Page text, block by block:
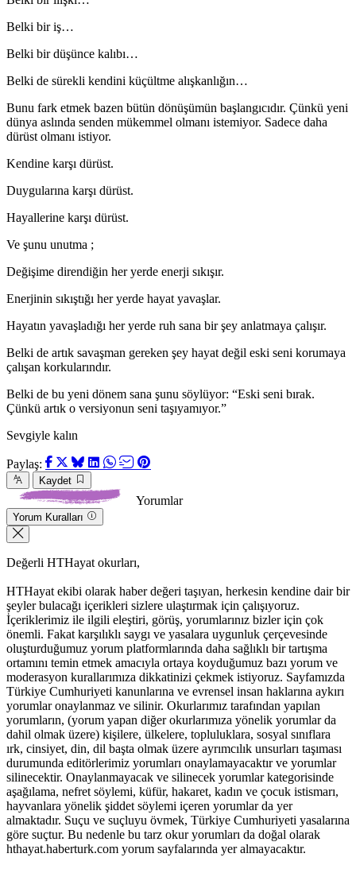
Belki bir iş…
Belki bir düşünce kalıbı…
Belki de sürekli kendini küçültme alışkanlığın…
Bunu fark etmek bazen bütün dönüşümün başlangıcıdır. Çünkü yeni
dünya aslında senden mükemmel olmanı istemiyor. Sadece daha
dürüst olmanı istiyor.
Kendine karşı dürüst.
Duygularına karşı dürüst.
Hayallerine karşı dürüst.
Ve şunu unutma ;
Değişime direndiğin her yerde enerji sıkışır.
Enerjinin sıkıştığı her yerde hayat yavaşlar.
Hayatın yavaşladığı her yerde ruh sana bir şey anlatmaya çalışır.
Belki de artık savaşman gereken şey hayat değil eski seni korumaya
çalışan korkularındır.
Belki de bu yeni dönem sana şunu söylüyor: “Eski seni bırak.
Çünkü artık o versiyonun seni taşıyamıyor.”
Sevgiyle kalın
Paylaş:
Kaydet
Yorumlar
Yorum Kuralları
Değerli HTHayat okurları,
HTHayat ekibi olarak haber değeri taşıyan, herkesin kendine dair bir
şeyler bulacağı içerikleri sizlere ulaştırmak için çalışıyoruz.
İçeriklerimiz ile ilgili eleştiri, görüş, yorumlarınız bizler için çok
önemli. Fakat karşılıklı saygı ve yasalara uygunluk çerçevesinde
oluşturduğumuz yorum platformlarında daha sağlıklı bir tartışma
ortamını temin etmek amacıyla ortaya koyduğumuz bazı yorum ve
moderasyon kurallarımıza dikkatinizi çekmek istiyoruz. Sayfamızda
Türkiye Cumhuriyeti kanunlarına ve evrensel insan haklarına aykırı
yorumlar onaylanmaz ve silinir. Okurlarımız tarafından yapılan
yorumların, (yorum yapan diğer okurlarımıza yönelik yorumlar da
dahil olmak üzere) kişilere, ülkelere, topluluklara, sosyal sınıflara
ırk, cinsiyet, din, dil başta olmak üzere ayrımcılık unsurları taşıması
durumunda editörlerimiz yorumları onaylamayacaktır ve yorumlar
silinecektir. Onaylanmayacak ve silinecek yorumlar kategorisinde
aşağılama, nefret söylemi, küfür, hakaret, kadın ve çocuk istismarı,
hayvanlara yönelik şiddet söylemi içeren yorumlar da yer
almaktadır. Suçu ve suçluyu övmek, Türkiye Cumhuriyeti yasalarına
göre suçtur. Bu nedenle bu tarz okur yorumları da doğal olarak
hthayat.haberturk.com yorum sayfalarında yer almayacaktır.